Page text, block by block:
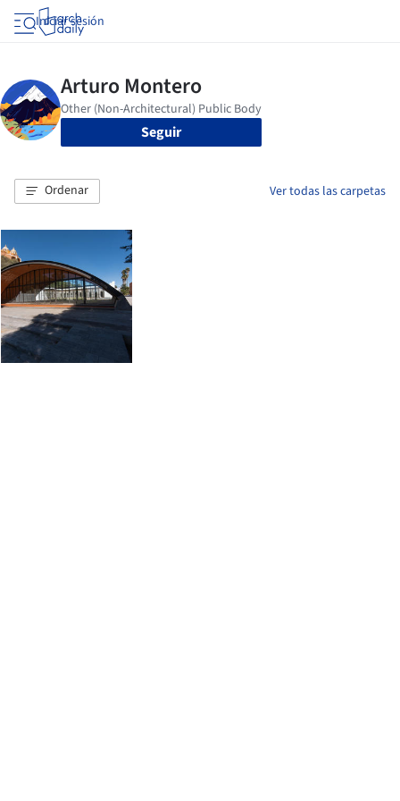
Iniciar sesión
Seguir
Ordenar Ver todas las carpetas